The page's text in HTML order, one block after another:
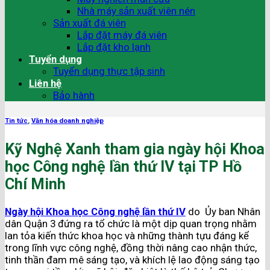
Nhà máy sản xuất viên nén
Sản xuất đá viên
Lắp đặt máy đá viên
Lắp đặt kho lạnh
Tuyển dụng
Tuyển dụng thực tập sinh
Liên hệ
Bảo hành
Tin tức, Văn hóa doanh nghiệp
Kỹ Nghệ Xanh tham gia ngày hội Khoa
học Công nghệ lần thứ IV tại TP Hồ
Chí Minh
Ngày hội Khoa học Công nghệ lần thứ IV do Ủy ban Nhân
dân Quận 3 đứng ra tổ chức là một dịp quan trọng nhằm
lan tỏa kiến thức khoa học và những thành tựu đáng kể
trong lĩnh vực công nghệ, đồng thời nâng cao nhận thức,
tinh thần đam mê sáng tạo, và khích lệ lao động sáng tạo